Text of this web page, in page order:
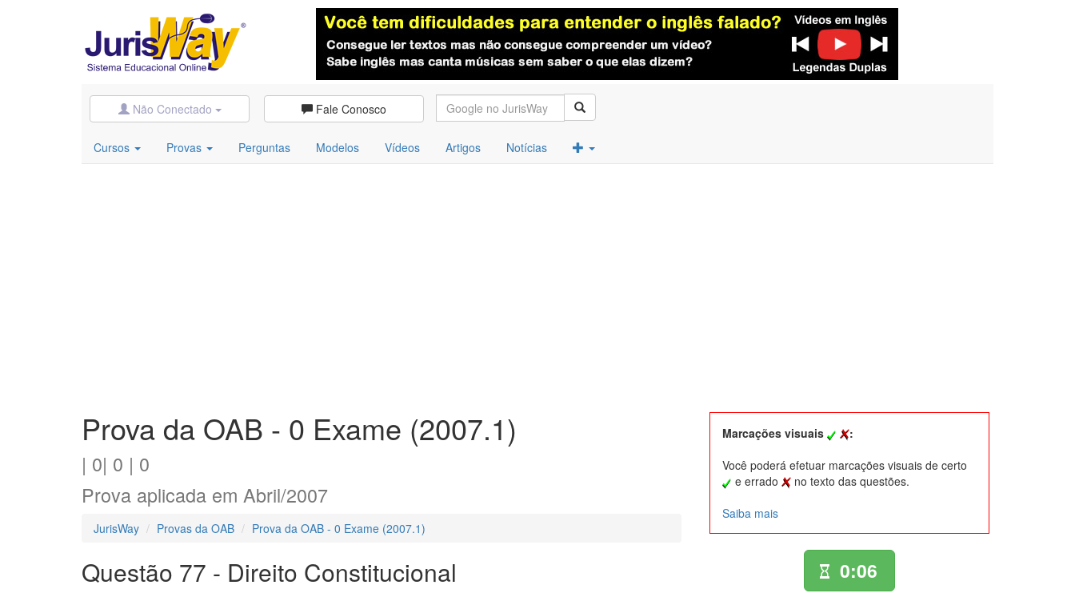
Não Conectado Fale Conosco
Cursos Provas Perguntas Modelos Vídeos Artigos Notícias
Prova da OAB - 0 Exame (2007.1)
| 0| 0 | 0
Prova aplicada em Abril/2007
JurisWay Provas da OAB Prova da OAB - 0 Exame (2007.1)
Questão 77 - Direito Constitucional
Marcações visuais
:
Você poderá efetuar marcações visuais de certo
e errado
no texto das questões.
Saiba mais
0:06